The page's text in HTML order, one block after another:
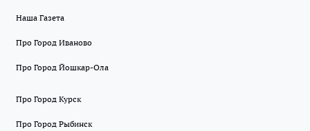
Наша Газета
Про Город Иваново
Про Город Йошкар-Ола
Про Город Курск
Про Город Рыбинск